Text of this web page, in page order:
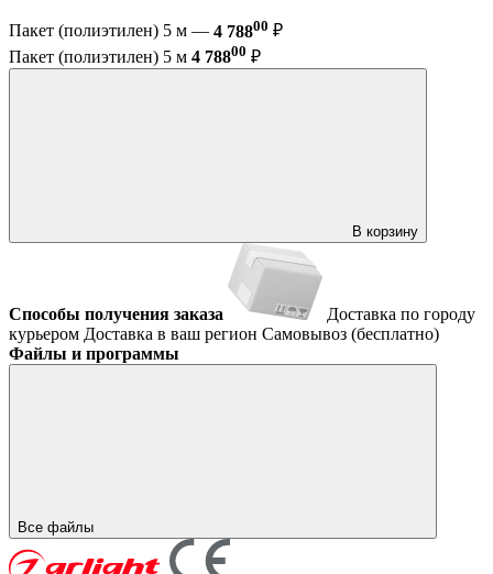
Пакет (полиэтилен) 5 м — 4 78800 ₽
Пакет (полиэтилен) 5 м 4 78800 ₽
В корзину
Способы получения заказа
Доставка по городу
курьером Доставка в ваш регион Самовывоз (бесплатно)
Файлы и программы
Все файлы